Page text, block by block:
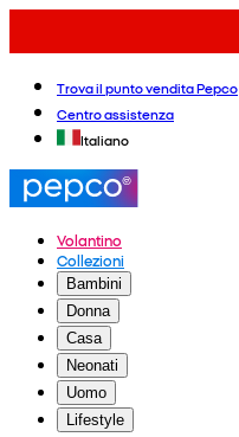
Trova il punto vendita Pepco
Centro assistenza
Italiano
Volantino
Collezioni
Bambini
Donna
Casa
Neonati
Uomo
Lifestyle